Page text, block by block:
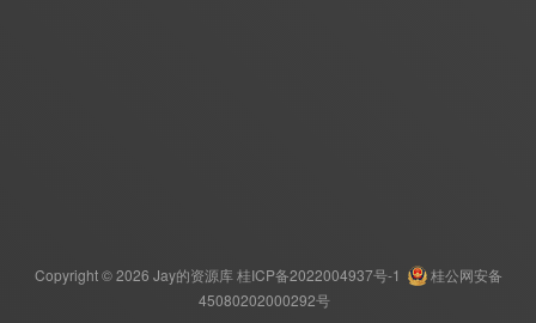
Copyright © 2026 Jay的资源库 桂ICP备2022004937号-1
桂公网安备
45080202000292号